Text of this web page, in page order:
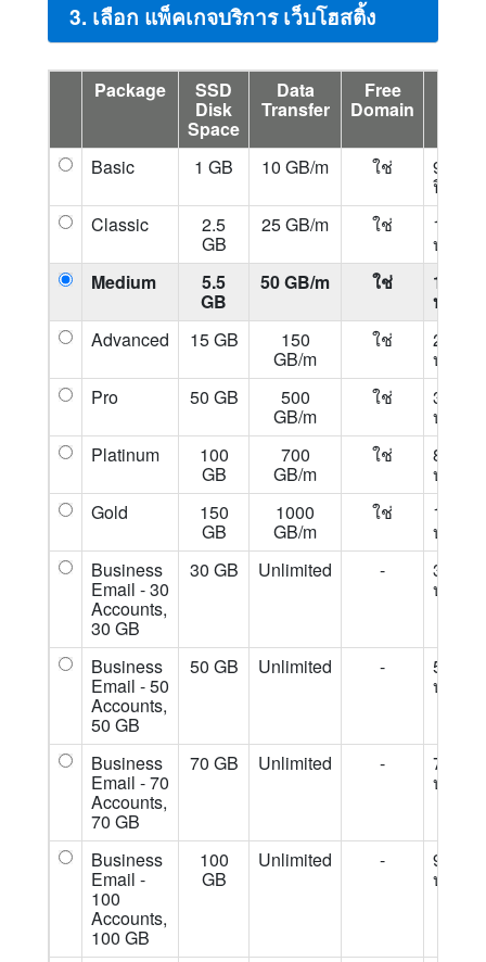
3. เลือก แพ็คเกจบริการ เว็บโฮสติ้ง
Package SSD
Disk
Space
Data
Transfer
Free
Domain
Basic 1 GB 10 GB/m ใช่ 900 บ./
ปี
Classic
2.5
GB
25 GB/m ใช่ 1,300
บ./ปี
Medium
5.5
GB
50 GB/m ใช่ 1,800
บ./ปี
Advanced
15 GB 150
GB/m
ใช่ 2,500
บ./ปี
Pro
50 GB 500
GB/m
ใช่ 3,500
บ./ปี
Platinum
100
GB
700
GB/m
ใช่ 8,500
บ./ปี
Gold
150
GB
1000
GB/m
ใช่ 12,500
บ./ปี
Business
Email - 30
Accounts,
30 GB
30 GB Unlimited - 3,500
บ./ปี
Business
Email - 50
Accounts,
50 GB
50 GB Unlimited - 5,500
บ./ปี
Business
Email - 70
Accounts,
70 GB
70 GB Unlimited - 7,500
บ./ปี
Business
Email -
100
Accounts,
100 GB
100
GB
Unlimited - 9,500
บ./ปี